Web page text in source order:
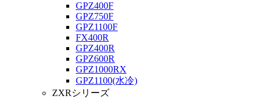
GPZ400F
GPZ750F
GPZ1100F
FX400R
GPZ400R
GPZ600R
GPZ1000RX
GPZ1100(水冷)
ZXRシリーズ